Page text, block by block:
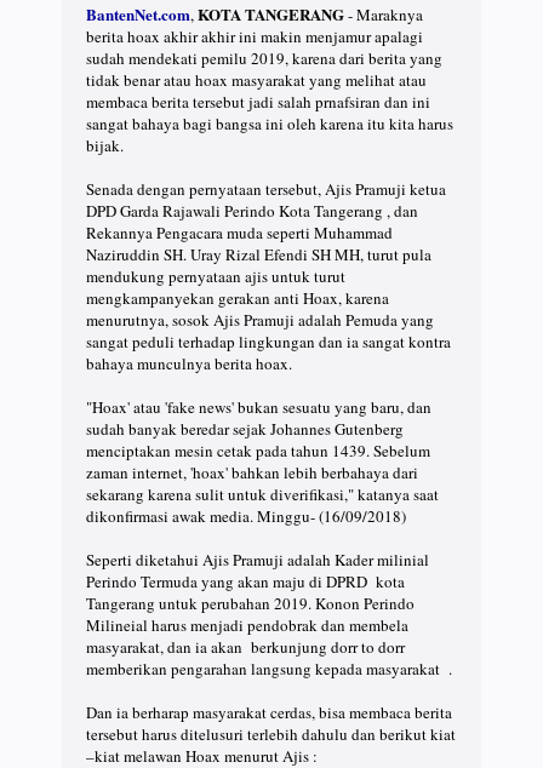
BantenNet.com,KOTA TANGERANG- Maraknya
berita hoax akhir akhir ini makin menjamur apalagi
sudah mendekati pemilu 2019, karena dari berita yang
tidak benar atau hoax masyarakat yang melihat atau
membaca berita tersebut jadi salah prnafsiran dan ini
sangat bahaya bagi bangsa ini oleh karena itu kita harus
bijak.
Senada dengan pernyataan tersebut, Ajis Pramuji ketua
DPD Garda Rajawali Perindo Kota Tangerang , dan
Rekannya Pengacara muda seperti Muhammad
Naziruddin SH. Uray Rizal Efendi SH MH, turut pula
mendukung pernyataan ajis untuk turut
mengkampanyekan gerakan anti Hoax, karena
menurutnya, sosok Ajis Pramuji adalah Pemuda yang
sangat peduli terhadap lingkungan dan ia sangat kontra
bahaya munculnya berita hoax.
"Hoax' atau 'fake news' bukan sesuatu yang baru, dan
sudah banyak beredar sejak Johannes Gutenberg
menciptakan mesin cetak pada tahun 1439. Sebelum
zaman internet, 'hoax' bahkan lebih berbahaya dari
sekarang karena sulit untuk diverifikasi," katanya saat
dikonfirmasi awak media. Minggu- (16/09/2018)
Seperti diketahui Ajis Pramuji adalah Kader milinial
Perindo Termuda yang akan maju di DPRD kota
Tangerang untuk perubahan 2019. Konon Perindo
Milineial harus menjadi pendobrak dan membela
masyarakat, dan ia akan berkunjung dorr to dorr
memberikan pengarahan langsung kepada masyarakat .
Dan ia berharap masyarakat cerdas, bisa membaca berita
tersebut harus ditelusuri terlebih dahulu dan berikut kiat
–kiat melawan Hoax menurut Ajis :